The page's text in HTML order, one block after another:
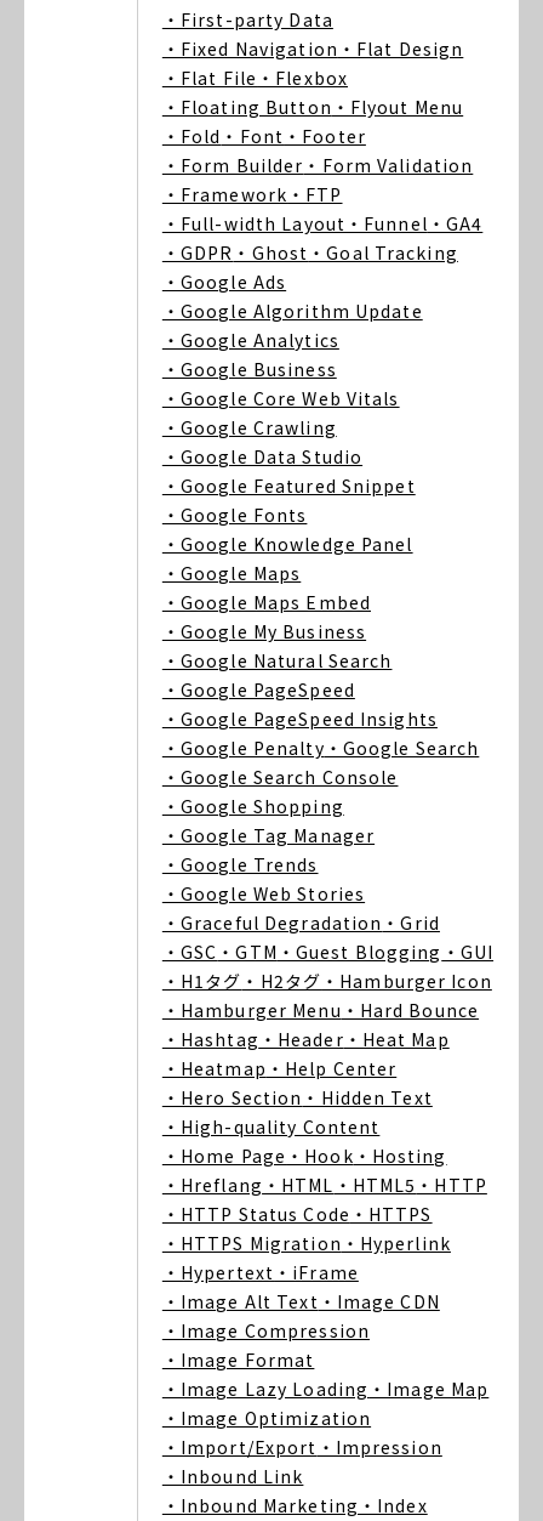
・First-party Data
・Fixed Navigation ・Flat Design
・Flat File ・Flexbox
・Floating Button ・Flyout Menu
・Fold ・Font ・Footer
・Form Builder ・Form Validation
・Framework ・FTP
・Full-width Layout ・Funnel ・GA4
・GDPR ・Ghost ・Goal Tracking
・Google Ads
・Google Algorithm Update
・Google Analytics
・Google Business
・Google Core Web Vitals
・Google Crawling
・Google Data Studio
・Google Featured Snippet
・Google Fonts
・Google Knowledge Panel
・Google Maps
・Google Maps Embed
・Google My Business
・Google Natural Search
・Google PageSpeed
・Google PageSpeed Insights
・Google Penalty ・Google Search
・Google Search Console
・Google Shopping
・Google Tag Manager
・Google Trends
・Google Web Stories
・Graceful Degradation ・Grid
・GSC ・GTM ・Guest Blogging ・GUI
・H1タグ ・H2タグ ・Hamburger Icon
・Hamburger Menu ・Hard Bounce
・Hashtag ・Header ・Heat Map
・Heatmap ・Help Center
・Hero Section ・Hidden Text
・High-quality Content
・Home Page ・Hook ・Hosting
・Hreflang ・HTML ・HTML5 ・HTTP
・HTTP Status Code ・HTTPS
・HTTPS Migration ・Hyperlink
・Hypertext ・iFrame
・Image Alt Text ・Image CDN
・Image Compression
・Image Format
・Image Lazy Loading ・Image Map
・Image Optimization
・Import/Export ・Impression
・Inbound Link
・Inbound Marketing ・Index